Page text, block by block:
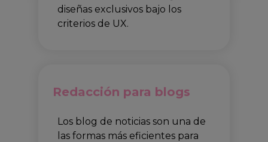
diseñas exclusivos bajo los
criterios de UX.
Redacción para blogs
Los blog de noticias son una de
las formas más eficientes para